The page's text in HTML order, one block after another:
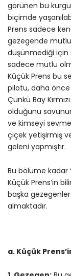
görünen bu
biçimde
Prens sadece
gezegende
düşünmediği
sadece mutlu
Küçük Prens bu
pilotu, daha önce
Çünkü Bay
olduğunu
ve kimseyi
çiçek yetişirmiş
geleni yapmıştır.
Bu bölüme kadar
Küçük Prens’in
başka
almaktadır.
a. Küçük